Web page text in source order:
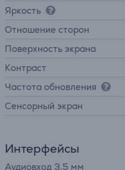
Яркость
Отношение сторон
Поверхность экрана
Контраст
Частота обновления
Cенсорный экран
Интерфейсы
Аудиовход 3,5 мм